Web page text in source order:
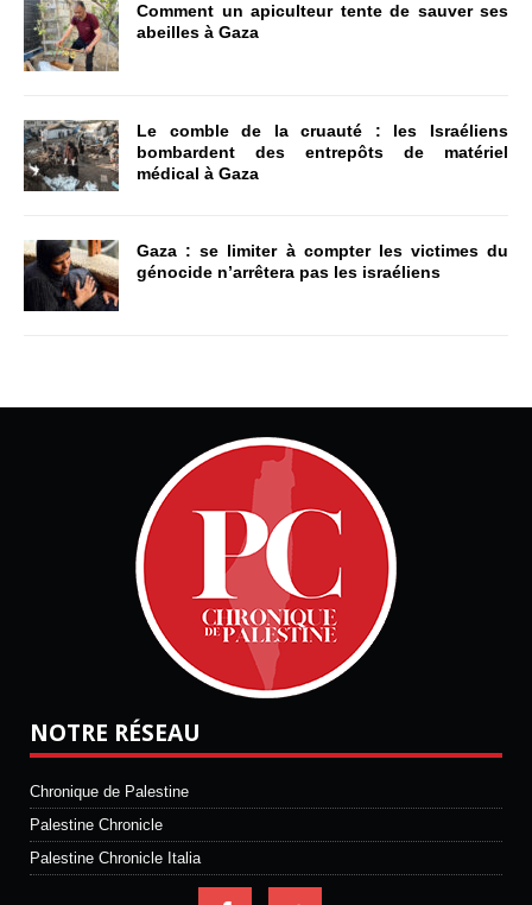
Comment un apiculteur tente de sauver ses
abeilles à Gaza
Le comble de la cruauté : les Israéliens
bombardent des entrepôts de matériel
médical à Gaza
Gaza : se limiter à compter les victimes du
génocide n’arrêtera pas les israéliens
NOTRE RÉSEAU
Chronique de Palestine
Palestine Chronicle
Palestine Chronicle Italia